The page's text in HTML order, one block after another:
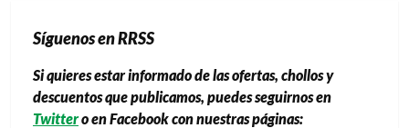
Síguenos en RRSS
Si quieres estar informado de las ofertas, chollos y
descuentos que publicamos, puedes seguirnos en
Twittero en Facebook con nuestras páginas: